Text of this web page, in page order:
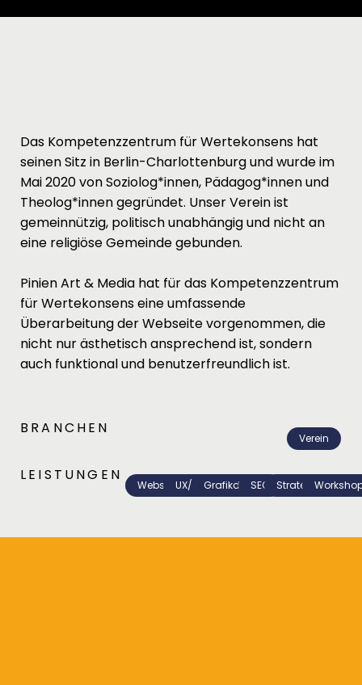
Das Kompetenzzentrum für Wertekonsens hat
seinen Sitz in Berlin-Charlottenburg und wurde im
Mai 2020 von Soziolog*innen, Pädagog*innen und
Theolog*innen gegründet. Unser Verein ist
gemeinnützig, politisch unabhängig und nicht an
eine religiöse Gemeinde gebunden.
Pinien Art & Media hat für das Kompetenzzentrum
für Wertekonsens eine umfassende
Überarbeitung der Webseite vorgenommen, die
nicht nur ästhetisch ansprechend ist, sondern
auch funktional und benutzerfreundlich ist.
BRANCHEN
Verein
LEISTUNGEN
WebseiteUX/UI Grafikdesign
SEO Strategie